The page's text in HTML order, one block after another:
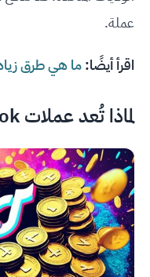
عملة.
اقرأ أيضًا:ما هي طرق
لماذا تُعد عملات TikTok ذات قيمة؟